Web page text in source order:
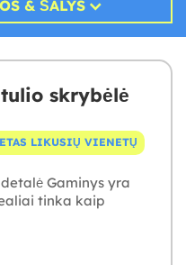
& ŠALYS
skrybėlė
LIKUSIŲ VIENETŲ
Gaminys yra
tinka kaip